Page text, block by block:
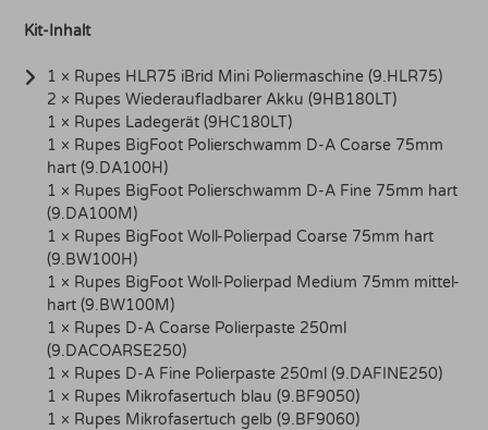
Kit-Inhalt
1 × Rupes HLR75 iBrid Mini Poliermaschine (9.HLR75)
2 × Rupes Wiederaufladbarer Akku (9HB180LT)
1 × Rupes Ladegerät (9HC180LT)
1 × Rupes BigFoot Polierschwamm D-A Coarse 75mm
hart (9.DA100H)
1 × Rupes BigFoot Polierschwamm D-A Fine 75mm hart
(9.DA100M)
1 × Rupes BigFoot Woll-Polierpad Coarse 75mm hart
(9.BW100H)
1 × Rupes BigFoot Woll-Polierpad Medium 75mm mittel-
hart (9.BW100M)
1 × Rupes D-A Coarse Polierpaste 250ml
(9.DACOARSE250)
1 × Rupes D-A Fine Polierpaste 250ml (9.DAFINE250)
1 × Rupes Mikrofasertuch blau (9.BF9050)
1 × Rupes Mikrofasertuch gelb (9.BF9060)